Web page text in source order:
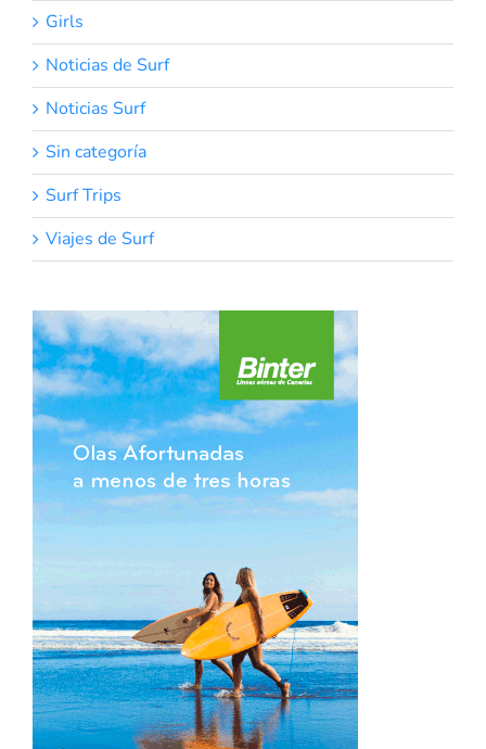
Girls
Noticias de Surf
Noticias Surf
Sin categoría
Surf Trips
Viajes de Surf